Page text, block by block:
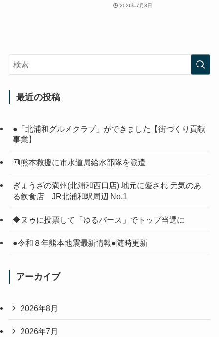
2026年7月3日
最近の投稿
●「北浦和グルメクラブ」ができました【街づくり貢献
事業】
🔳熊本救援に市水道局給水部隊を派遣
ぎょうざの満州(北浦和西口店) 地元に愛され 元気のあ
る飲食店 JR北浦和駅周辺 No.1
🔶ヌゥに投票して「ゆるバース」でトップ当選に
●令和８年熊本地震最新情報●随時更新
アーカイブ
2026年8月
2026年7月